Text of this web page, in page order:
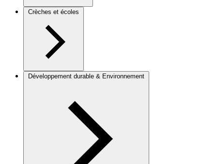
Crèches et écoles
Développement durable & Environnement